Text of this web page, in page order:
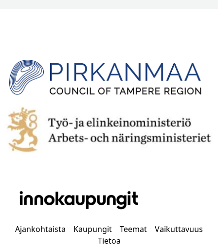
Ajankohtaista Kaupungit Teemat
Vaikuttavuus
Tietoa